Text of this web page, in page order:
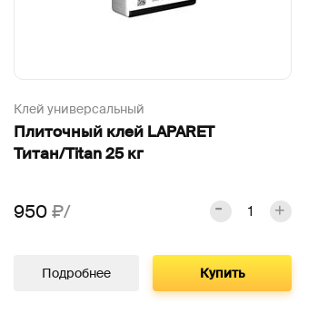
Клей универсальный
Плиточный клей LAPARET
Титан/Titan 25 кг
950₽/
Подробнее Купить